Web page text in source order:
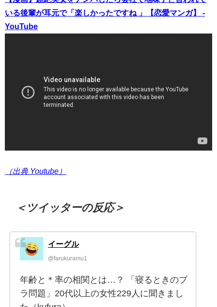
いる後輩が耳元で「楽しかったですね 」【恋愛マンガ】 -
YouTube
（出典 Youtube）
＜ツイッターの反応＞
イーグル
@farukuramu1
年齢と＊率の相関とは…？ 「寝るときのブ
ラ問題」20代以上の女性229人に聞きまし